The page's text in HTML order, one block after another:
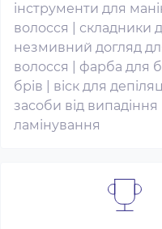
інструменти для
волосся
складники
незмивний догляд
волосся
фарба для
брів
віск для
засоби від випадіння
ламінування